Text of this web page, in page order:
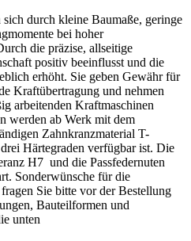
durch kleine Baumaße, geringe
bei hoher
die präzise, allseitige
positiv beeinflusst und die
erhöht. Sie geben Gewähr für
Kraftübertragung und nehmen
arbeitenden Kraftmaschinen
werden ab Werk mit dem
Zahnkranzmaterial T-
Härtegraden verfügbar ist. Die
H7 und die Passfedernuten
Sonderwünsche für die
Sie bitte vor der Bestellung
Bauteilformen und
unten